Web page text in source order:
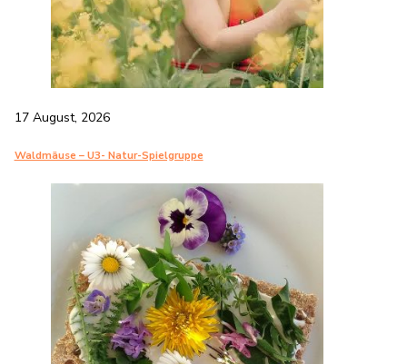
17 August, 2026
Waldmäuse – U3- Natur-Spielgruppe